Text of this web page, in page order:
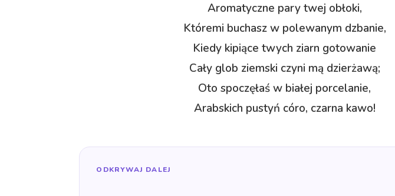
Aromatyczne pary twej obłoki,
Któremi buchasz w polewanym dzbanie,
Kiedy kipiące twych ziarn gotowanie
Cały glob ziemski czyni mą dzierżawą;
Oto spoczęłaś w białej porcelanie,
Arabskich pustyń córo, czarna kawo!
ODKRYWAJ DALEJ